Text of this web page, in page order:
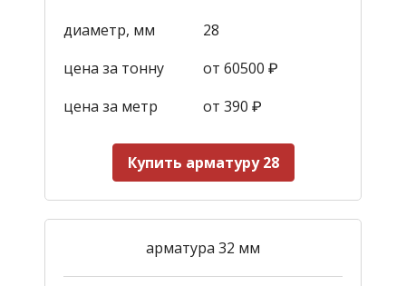
диаметр, мм
28
цена за тонну
от 60500 ₽
цена за метр
от 390 ₽
Купить арматуру 28
арматура 32 мм